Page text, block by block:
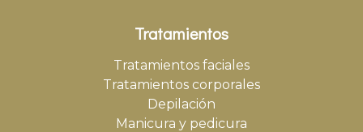
Tratamientos
Tratamientos faciales
Tratamientos corporales
Depilación
Manicura y pedicura